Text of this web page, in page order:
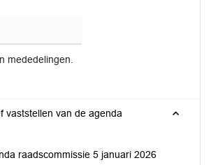
mededelingen.
vaststellen van de agenda
raadscommissie 5 januari 2026